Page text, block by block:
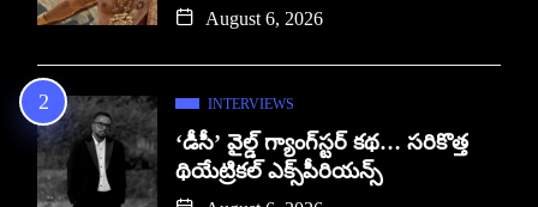
August 6, 2026
INTERVIEWS
‘డీసీ’ వైల్డ్ గ్యాంగ్‌స్టర్ కథ… సరికొత్త
థియేట్రికల్ ఎక్స్‌పీరియన్స్